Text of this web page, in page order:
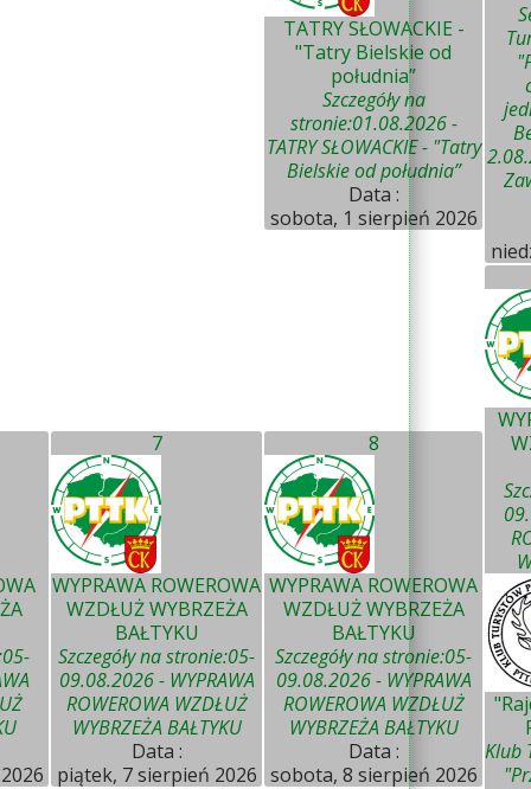
TATRY SŁOWACKIE -
"Tatry Bielskie od
południa”
Szczegóły na
stronie:01.08.2026 -
TATRY SŁOWACKIE - "Tatry
Bielskie od południa”
Data :
sobota, 1 sierpień 2026
7
WYPRAWA ROWEROWA
WZDŁUŻ WYBRZEŻA
BAŁTYKU
Szczegóły na stronie:05-
09.08.2026 - WYPRAWA
ROWEROWA WZDŁUŻ
WYBRZEŻA BAŁTYKU
Data :
piątek, 7 sierpień 2026
8
WYPRAWA ROWEROWA
WZDŁUŻ WYBRZEŻA
BAŁTYKU
Szczegóły na stronie:05-
09.08.2026 - WYPRAWA
ROWEROWA WZDŁUŻ
WYBRZEŻA BAŁTYKU
Data :
sobota, 8 sierpień 2026
Klub